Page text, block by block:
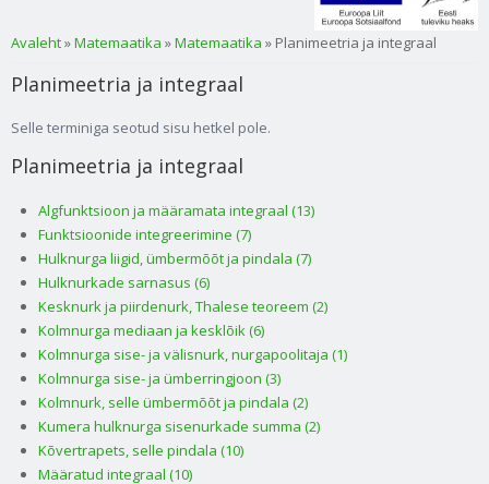
Sa oled siin
Avaleht»Matemaatika »Matemaatika » Planimeetria ja integraal
Planimeetria ja integraal
Selle terminiga seotud sisu hetkel pole.
Planimeetria ja integraal
Algfunktsioon ja määramata integraal (13)
Funktsioonide integreerimine (7)
Hulknurga liigid, ümbermõõt ja pindala (7)
Hulknurkade sarnasus (6)
Kesknurk ja piirdenurk, Thalese teoreem (2)
Kolmnurga mediaan ja kesklõik (6)
Kolmnurga sise- ja välisnurk, nurgapoolitaja (1)
Kolmnurga sise- ja ümberringjoon (3)
Kolmnurk, selle ümbermõõt ja pindala (2)
Kumera hulknurga sisenurkade summa (2)
Kõvertrapets, selle pindala (10)
Määratud integraal (10)